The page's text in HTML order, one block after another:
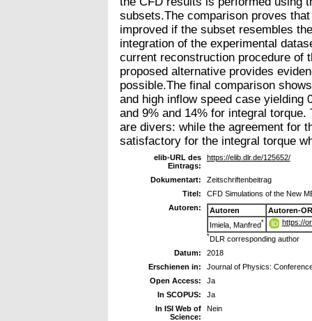
subsets.The comparison proves
improved if the subset resembles
integration of the experimental
current reconstruction procedure of
proposed alternative provides
possible.The final comparison
and high inflow speed case yielding
and 9% and 14% for integral
are divers: while the agreement for
satisfactory for the integral torque
elib-URL des
Eintrags:
https://elib.dlr.de/125652/
Dokumentart:
Zeitschriftenbeitrag
Titel:
CFD Simulations of the New
Autoren:
Autoren
Autoren-
Imiela, Manfred* https://
*DLR corresponding author
Datum:
2018
Erschienen in:
Journal of Physics:
Open Access:
Ja
In SCOPUS:
Ja
In ISI Web of
Science:
Nein